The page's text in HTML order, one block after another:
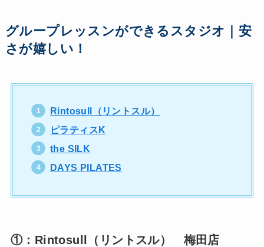
グループレッスンができるスタジオ｜安
さが嬉しい！
Rintosull（リントスル）
ピラティスK
the SILK
DAYS PILATES
①：Rintosull（リントスル） 梅田店